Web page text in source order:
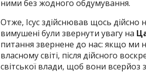
ними без жодного обдумування.
Отже, Ісус здійснював щось дійсно
вимушені були звернути увагу на
питання звернене до нас: якщо ми
власному світі, після дійсного
світської влади, щоб вони всерйоз